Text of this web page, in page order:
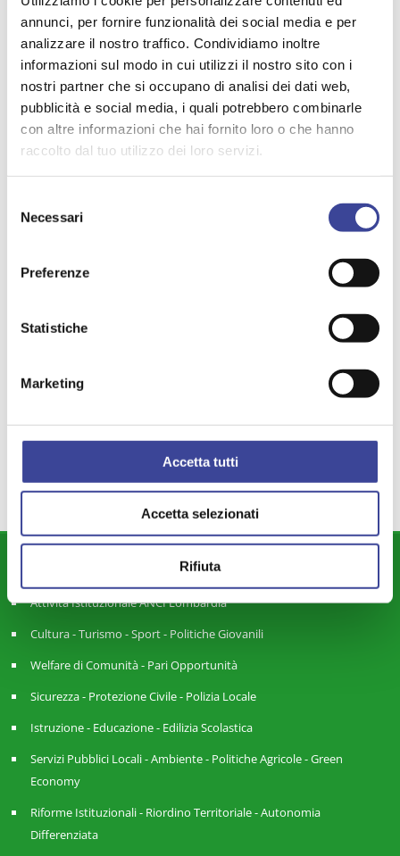
annunci, per fornire funzionalità dei social media e per
analizzare il nostro traffico. Condividiamo inoltre
informazioni sul modo in cui utilizzi il nostro sito con i
nostri partner che si occupano di analisi dei dati web,
pubblicità e social media, i quali potrebbero combinarle
con altre informazioni che hai fornito loro o che hanno
raccolto dal tuo utilizzo dei loro servizi.
delNecessari
Preferenze
Statistiche
Marketing
Accetta tutti
Accetta selezionati
Rifiuta
IL LINK PER PARTECIPARE AI LAVORI SARA’
PUBBLICATO SUL SITO ANCI –www.anci.it– LA
MATTINA DELL’EVENTO – NON OCCORRE
REGISTRAZIONE PER ACCEDERE
ALLEGATI
pubblici
EXPO
PUBBLICA AMMINISTRAZIONE ,
TRASPARENZA
Attività Istituzionale ANCI Lombardia
Cultura - Turismo - Sport - Politiche Giovanili
Welfare di Comunità - Pari Opportunità
Sicurezza - Protezione Civile - Polizia Locale
Istruzione - Educazione - Edilizia Scolastica
Servizi Pubblici Locali - Ambiente - Politiche Agricole - Green
Economy
Riforme Istituzionali - Riordino Territoriale - Autonomia
Differenziata